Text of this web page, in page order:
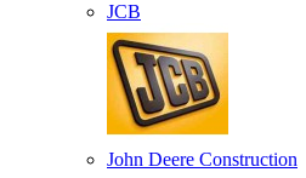
JCB
John Deere Construction